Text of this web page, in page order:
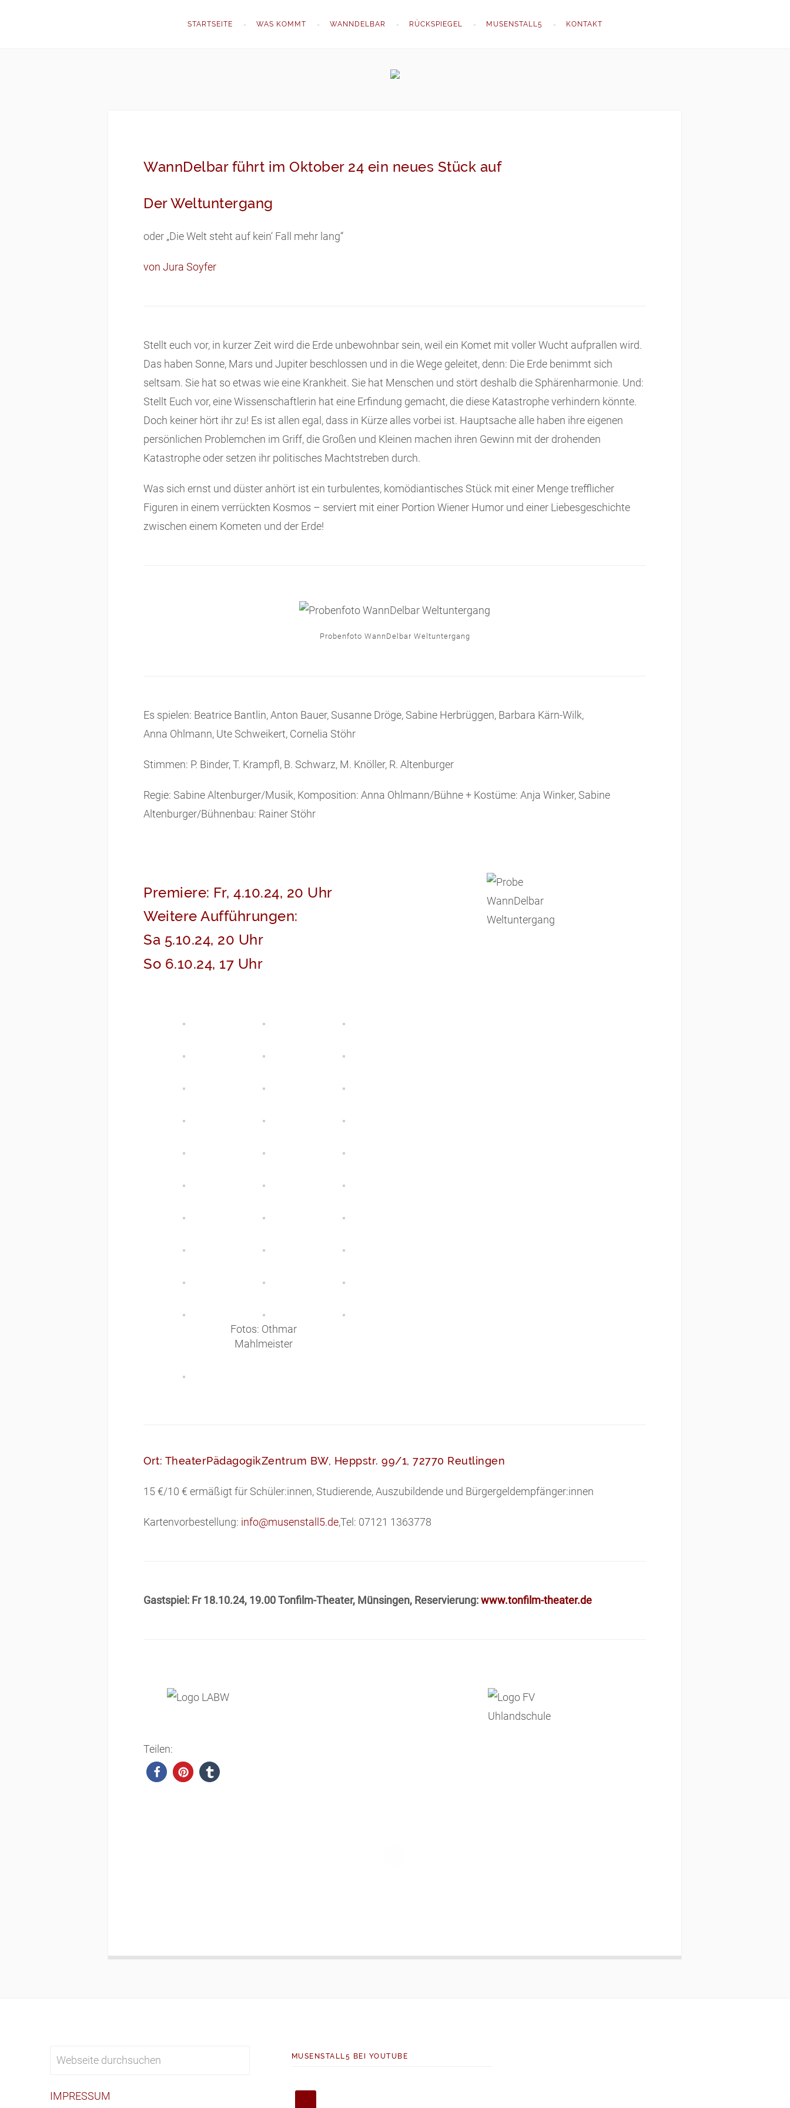
STARTSEITE WAS KOMMT WANNDELBAR RÜCKSPIEGEL MUSENSTALL5 KONTAKT
WannDelbar führt im Oktober 24 ein neues Stück auf
Der Weltuntergang
oder „Die Welt steht auf kein‘ Fall mehr lang“
von Jura Soyfer
Stellt euch vor, in kurzer Zeit wird die Erde unbewohnbar sein, weil ein Komet mit voller Wucht aufprallen wird.
Das haben Sonne, Mars und Jupiter beschlossen und in die Wege geleitet, denn: Die Erde benimmt sich
seltsam. Sie hat so etwas wie eine Krankheit. Sie hat Menschen und stört deshalb die Sphärenharmonie. Und:
Stellt Euch vor, eine Wissenschaftlerin hat eine Erfindung gemacht, die diese Katastrophe verhindern könnte.
Doch keiner hört ihr zu! Es ist allen egal, dass in Kürze alles vorbei ist. Hauptsache alle haben ihre eigenen
persönlichen Problemchen im Griff, die Großen und Kleinen machen ihren Gewinn mit der drohenden
Katastrophe oder setzen ihr politisches Machtstreben durch.
Was sich ernst und düster anhört ist ein turbulentes, komödiantisches Stück mit einer Menge trefflicher
Figuren in einem verrückten Kosmos – serviert mit einer Portion Wiener Humor und einer Liebesgeschichte
zwischen einem Kometen und der Erde!
Probenfoto WannDelbar Weltuntergang
Es spielen: Beatrice Bantlin, Anton Bauer, Susanne Dröge, Sabine Herbrüggen, Barbara Kärn-Wilk,
Anna Ohlmann, Ute Schweikert, Cornelia Stöhr
Stimmen: P. Binder, T. Krampfl, B. Schwarz, M. Knöller, R. Altenburger
Regie: Sabine Altenburger/Musik, Komposition: Anna Ohlmann/Bühne + Kostüme: Anja Winker, Sabine
Altenburger/Bühnenbau: Rainer Stöhr
Premiere: Fr, 4.10.24, 20 Uhr
Weitere Aufführungen:
Sa 5.10.24, 20 Uhr
So 6.10.24, 17 Uhr
Fotos: Othmar
Mahlmeister
Ort: TheaterPädagogikZentrum BW, Heppstr. 99/1, 72770 Reutlingen
15 €/10 € ermäßigt für Schüler:innen, Studierende, Auszubildende und Bürgergeldempfänger:innen
Kartenvorbestellung: info@musenstall5.de,Tel: 07121 1363778
Gastspiel: Fr 18.10.24, 19.00 Tonfilm-Theater, Münsingen, Reservierung:www.tonfilm-theater.de
Teilen:
IMPRESSUM
MUSENSTALL5 BEI YOUTUBE